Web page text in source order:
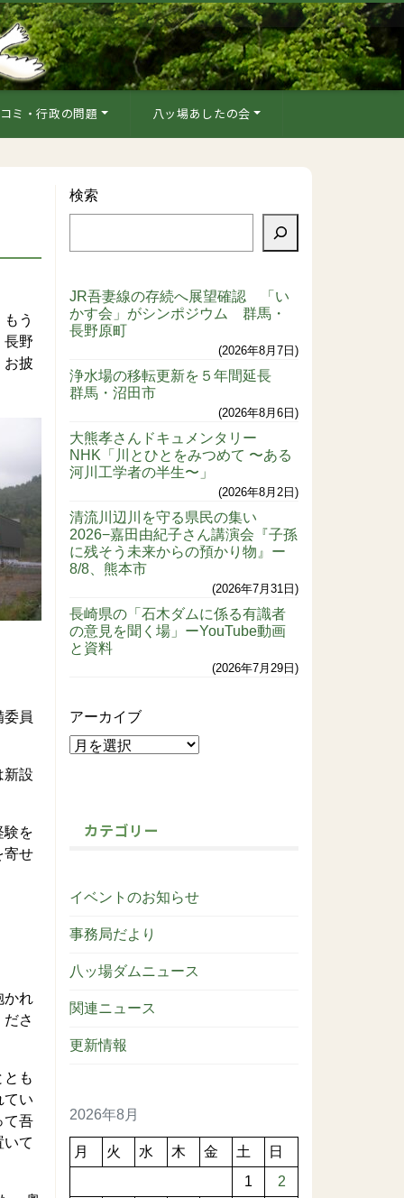
ミ・行政の問題 八ッ場あしたの会
う
長野
お披
員
新設
験を
寄せ
かれ
さ
も
てい
て吾
て
検索
JR吾妻線の存続へ展望確認 「い
かす会」がシンポジウム 群馬・
長野原町
2026年8月7日
浄水場の移転更新を５年間延長
群馬・沼田市
2026年8月6日
大熊孝さんドキュメンタリー
NHK「川とひとをみつめて 〜ある
河川工学者の半生〜」
2026年8月2日
清流川辺川を守る県民の集い
2026−嘉田由紀子さん講演会『子孫
に残そう未来からの預かり物』ー
8/8、熊本市
2026年7月31日
長崎県の「石木ダムに係る有識者
の意見を聞く場」ーYouTube動画
と資料
2026年7月29日
アーカイブ
カテゴリー
イベントのお知らせ
事務局だより
八ッ場ダムニュース
関連ニュース
更新情報
2026年8月
月 火 水 木 金 土
日
1
2